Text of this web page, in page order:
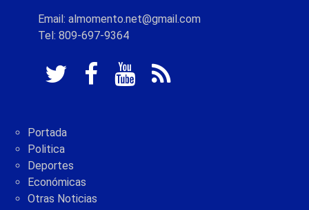
Email: almomento.net@gmail.com
Tel: 809-697-9364
Portada
Politica
Deportes
Económicas
Otras Noticias